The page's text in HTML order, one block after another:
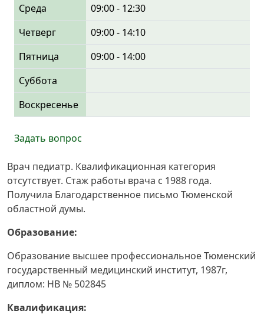
Среда
09:00 - 12:30
Четверг
09:00 - 14:10
Пятница
09:00 - 14:00
Суббота
Воскресенье
Задать вопрос
Врач педиатр. Квалификационная категория
отсутствует. Стаж работы врача с 1988 года.
Получила Благодарственное письмо Тюменской
областной думы.
Образование:
Образование высшее профессиональное Тюменский
государственный медицинский институт, 1987г,
диплом: НВ № 502845
Квалификация: